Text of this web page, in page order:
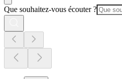
Que souhaitez-vous écouter ?